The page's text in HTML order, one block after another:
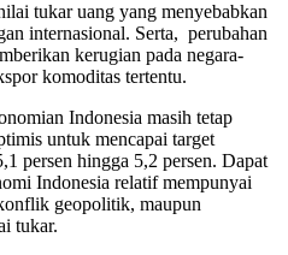
tukar uang yang menyebabkan
internasional. Serta, perubahan
kerugian pada negara-
komoditas tertentu.
Indonesia masih tetap
untuk mencapai target
persen hingga 5,2 persen. Dapat
Indonesia relatif mempunyai
geopolitik, maupun
tukar.